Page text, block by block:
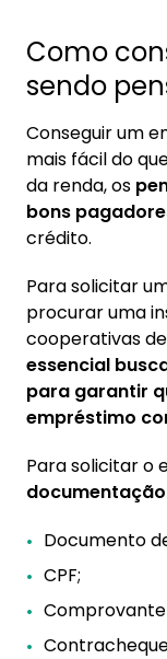
Como
sendo
Conseguir um
mais fácil do
da renda, os
bons
crédito.
Para solicitar
procurar uma
cooperativas
essencial
para garantir
empréstimo
Para solicitar o
Documento
CPF;